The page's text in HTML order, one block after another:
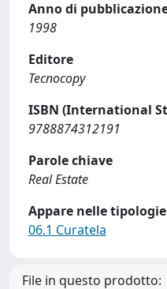
Anno di
1998
Editore
Tecnocopy
ISBN (International
9788874312191
Parole chiave
Real Estate
Appare nelle
06.1 Curatela
File in questo prodotto: